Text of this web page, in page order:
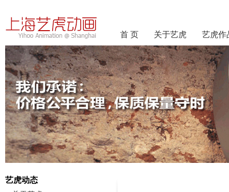
首 页 关于艺虎 艺虎作
艺虎动态